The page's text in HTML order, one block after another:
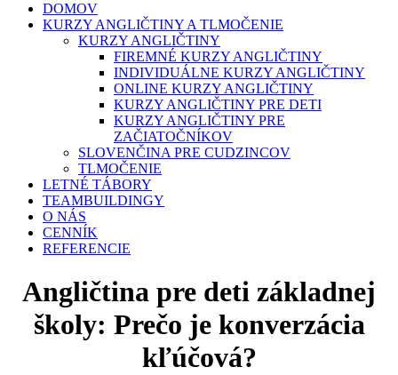
DOMOV
KURZY ANGLIČTINY A TLMOČENIE
KURZY ANGLIČTINY
FIREMNÉ KURZY ANGLIČTINY
INDIVIDUÁLNE KURZY ANGLIČTINY
ONLINE KURZY ANGLIČTINY
KURZY ANGLIČTINY PRE DETI
KURZY ANGLIČTINY PRE
ZAČIATOČNÍKOV
SLOVENČINA PRE CUDZINCOV
TLMOČENIE
LETNÉ TÁBORY
TEAMBUILDINGY
O NÁS
CENNÍK
REFERENCIE
Angličtina pre deti základnej
školy: Prečo je konverzácia
kľúčová?